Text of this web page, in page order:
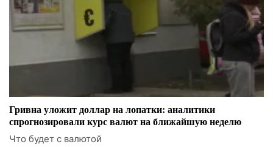
Гривна уложит доллар на лопатки: аналитики
спрогнозировали курс валют на ближайшую неделю
Что будет с валютой